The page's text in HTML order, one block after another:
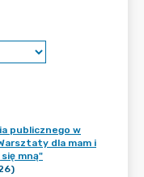
publicznego w
dla mam i
mną"